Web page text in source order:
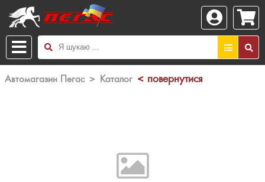
Автомагазин Пегас > Каталог < повернутися